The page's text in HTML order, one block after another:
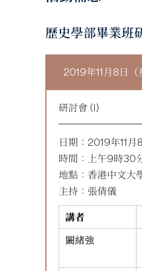
歷史學部畢業班
2019年11月8日（
研討會 (I)
日期：2019年11月
時間：上午9時30
地點：香港中文大
主持：張倩儀
講者
闞緒強